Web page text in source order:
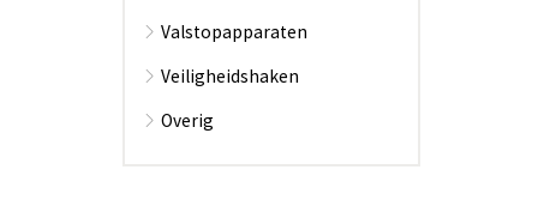
Valstopapparaten
Veiligheidshaken
Overig